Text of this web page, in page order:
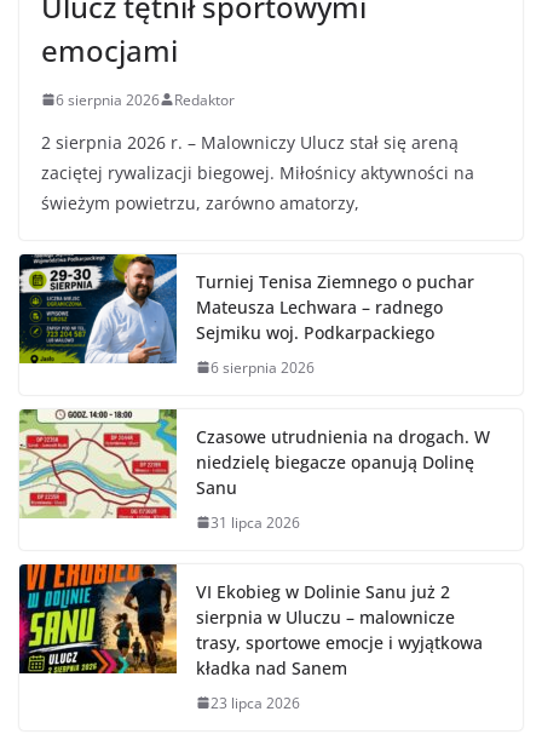
emocjami
6 sierpnia 2026 Redaktor
2 sierpnia 2026 r. – Malowniczy Ulucz stał się areną
zaciętej rywalizacji biegowej. Miłośnicy aktywności na
świeżym powietrzu, zarówno amatorzy,
Turniej Tenisa Ziemnego o puchar
Mateusza Lechwara – radnego
Sejmiku woj. Podkarpackiego
6 sierpnia 2026
Czasowe utrudnienia na drogach. W
niedzielę biegacze opanują Dolinę
Sanu
31 lipca 2026
VI Ekobieg w Dolinie Sanu już 2
sierpnia w Uluczu – malownicze
trasy, sportowe emocje i wyjątkowa
kładka nad Sanem
23 lipca 2026